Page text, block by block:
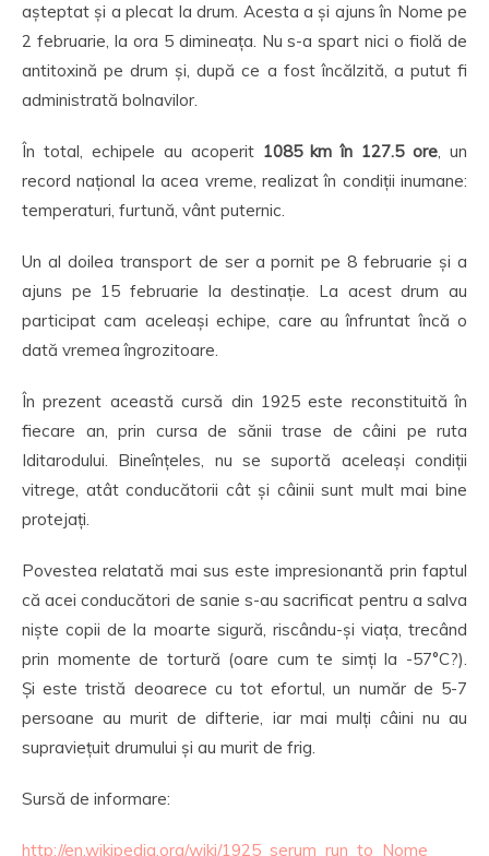
așteptat și a plecat la drum. Acesta a și ajuns în Nome pe
2 februarie, la ora 5 dimineața. Nu s-a spart nici o fiolă de
antitoxină pe drum și, după ce a fost încălzită, a putut fi
administrată bolnavilor.
În total, echipele au acoperit 1085 km în 127.5 ore, un
record național la acea vreme, realizat în condiții inumane:
temperaturi, furtună, vânt puternic.
Un al doilea transport de ser a pornit pe 8 februarie și a
ajuns pe 15 februarie la destinație. La acest drum au
participat cam aceleași echipe, care au înfruntat încă o
dată vremea îngrozitoare.
În prezent această cursă din 1925 este reconstituită în
fiecare an, prin cursa de sănii trase de câini pe ruta
Iditarodului. Bineînțeles, nu se suportă aceleași condiții
vitrege, atât conducătorii cât și câinii sunt mult mai bine
protejați.
Povestea relatată mai sus este impresionantă prin faptul
că acei conducători de sanie s-au sacrificat pentru a salva
niște copii de la moarte sigură, riscându-și viața, trecând
prin momente de tortură (oare cum te simți la -57°C?).
Și este tristă deoarece cu tot efortul, un număr de 5-7
persoane au murit de difterie, iar mai mulți câini nu au
supraviețuit drumului și au murit de frig.
Sursă de informare:
http://en.wikipedia.org/wiki/1925_serum_run_to_Nome